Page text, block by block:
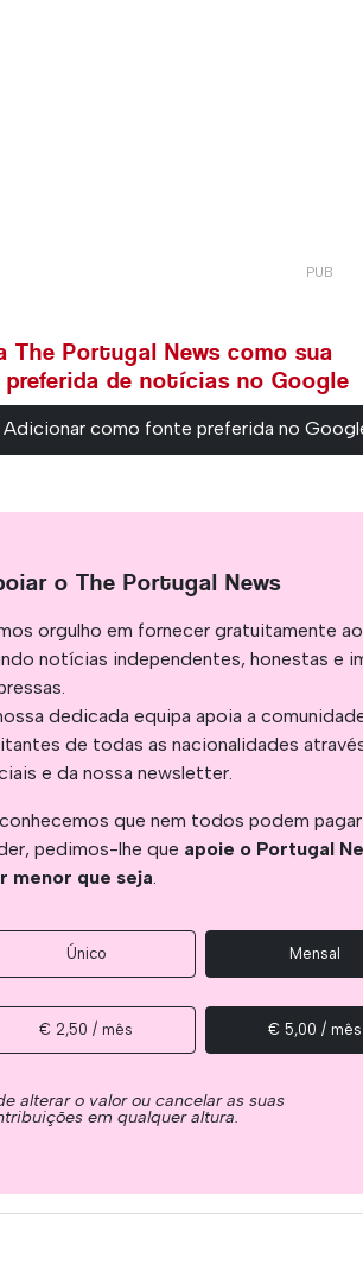
The Portugal News como sua
de notícias no Google
Adicionar como fonte preferida no
o The Portugal News
orgulho em fornecer gratuitamente
notícias independentes, honestas e
dedicada equipa apoia a
de todas as nacionalidades
e da nossa newsletter.
que nem todos podem
pedimos-lhe que apoie o Portugal
menor que seja.
Único Mensal
€ 2,50 / mês € 5,00 / mês
alterar o valor ou cancelar as suas
em qualquer altura.